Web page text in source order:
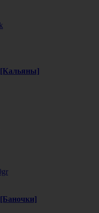
[Кальяны]
[Баночки]